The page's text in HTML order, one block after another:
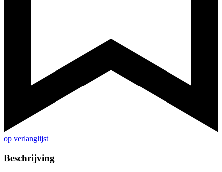
op verlanglijst
Beschrijving